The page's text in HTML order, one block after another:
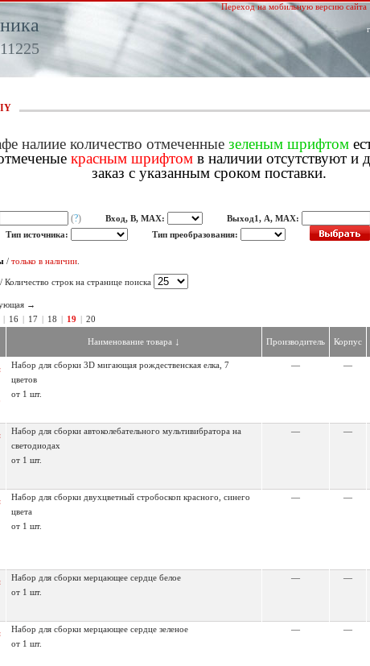
Переход на мобильную версию сайта
налиие количество отмеченные зеленым шрифтом
красным шрифтом в наличии отсутствуют и
заказ с указанным сроком поставки.
(?) Вход, В, MAX: Выход1, A, MAX:
Тип источника:
Тип преобразования:
/ только в наличии
строк на странице поиска
→
| 16 | 17 | 18 | 19 | 20
Наименование товара ↓ Производитель Корпус
Набор для сборки 3D мигающая рождественская елка, 7
цветов
от 1 шт.
— —
Набор для сборки автоколебательного мультивибратора на
светодиодах
от 1 шт.
— —
Набор для сборки двухцветный стробоскоп красного, синего
цвета
от 1 шт.
— —
Набор для сборки мерцающее сердце белое
от 1 шт.
— —
Набор для сборки мерцающее сердце зеленое
от 1 шт.
— —